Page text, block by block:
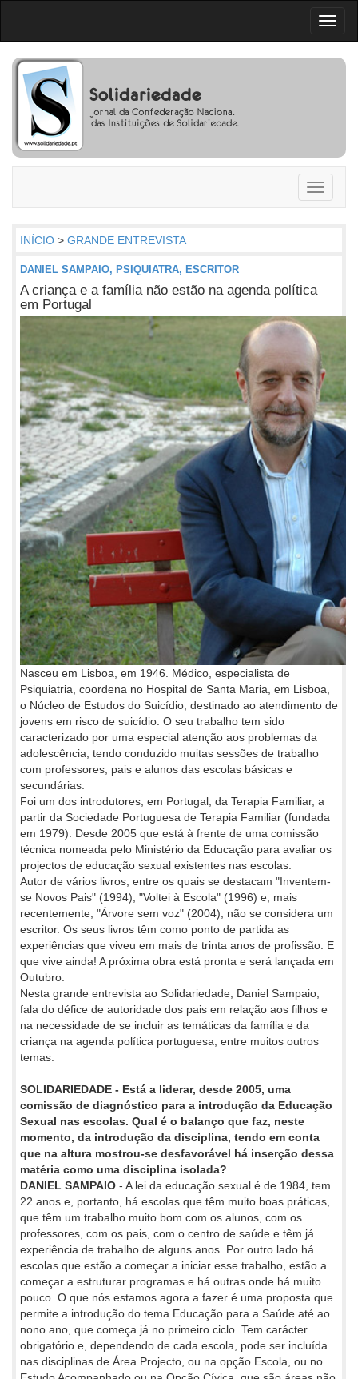
Toggle
INÍCIO > GRANDE ENTREVISTA
DANIEL SAMPAIO, PSIQUIATRA, ESCRITOR
A criança e a família não estão na agenda política
em Portugal
Nasceu em Lisboa, em 1946. Médico, especialista de
Psiquiatria, coordena no Hospital de Santa Maria, em Lisboa,
o Núcleo de Estudos do Suicídio, destinado ao atendimento de
jovens em risco de suicídio. O seu trabalho tem sido
caracterizado por uma especial atenção aos problemas da
adolescência, tendo conduzido muitas sessões de trabalho
com professores, pais e alunos das escolas básicas e
secundárias.
Foi um dos introdutores, em Portugal, da Terapia Familiar, a
partir da Sociedade Portuguesa de Terapia Familiar (fundada
em 1979). Desde 2005 que está à frente de uma comissão
técnica nomeada pelo Ministério da Educação para avaliar os
projectos de educação sexual existentes nas escolas.
Autor de vários livros, entre os quais se destacam "Inventem-
se Novos Pais" (1994), "Voltei à Escola" (1996) e, mais
recentemente, "Árvore sem voz" (2004), não se considera um
escritor. Os seus livros têm como ponto de partida as
experiências que viveu em mais de trinta anos de profissão. E
que vive ainda! A próxima obra está pronta e será lançada em
Outubro.
Nesta grande entrevista ao Solidariedade, Daniel Sampaio,
fala do défice de autoridade dos pais em relação aos filhos e
na necessidade de se incluir as temáticas da família e da
criança na agenda política portuguesa, entre muitos outros
temas.
SOLIDARIEDADE - Está a liderar, desde 2005, uma
comissão de diagnóstico para a introdução da Educação
Sexual nas escolas. Qual é o balanço que faz, neste
momento, da introdução da disciplina, tendo em conta
que na altura mostrou-se desfavorável há inserção dessa
matéria como uma disciplina isolada?
DANIEL SAMPAIO - A lei da educação sexual é de 1984, tem
22 anos e, portanto, há escolas que têm muito boas práticas,
que têm um trabalho muito bom com os alunos, com os
professores, com os pais, com o centro de saúde e têm já
experiência de trabalho de alguns anos. Por outro lado há
escolas que estão a começar a iniciar esse trabalho, estão a
começar a estruturar programas e há outras onde há muito
pouco. O que nós estamos agora a fazer é uma proposta que
permite a introdução do tema Educação para a Saúde até ao
nono ano, que começa já no primeiro ciclo. Tem carácter
obrigatório e, dependendo de cada escola, pode ser incluída
nas disciplinas de Área Projecto, ou na opção Escola, ou no